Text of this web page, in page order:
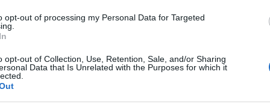
opt-out of processing my Personal Data for Targeted
opt-out of Collection, Use, Retention, Sale, and/or Sharing
Data that Is Unrelated with the Purposes for which it